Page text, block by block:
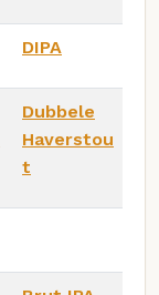
DIPA
Dubbele
Haverstou
t